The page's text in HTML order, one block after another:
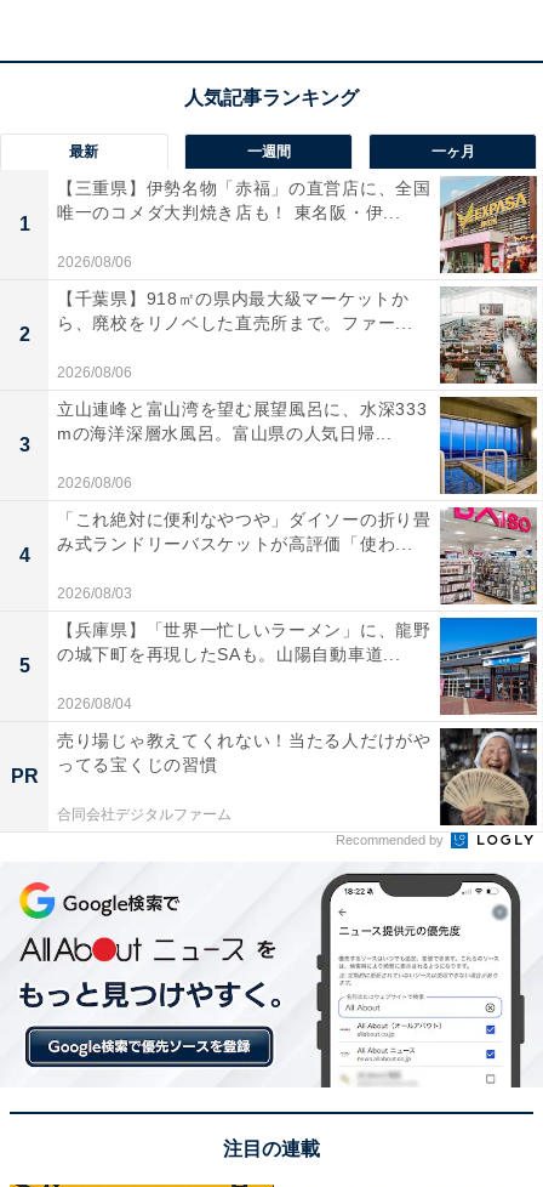
園の景色が最高」「鯵の干物を焼きながら食べる事で、
焼きたてを美味しく頂けました」という声があがってい
ます。費用を抑えて気軽に旅行したい人や、時間を気に
せず温泉を満喫したい人におすすめの宿です。
楽天トラベルのスーパーDEALとは？
楽天スーパーDEALは、全国各地人気ホテルや旅館を大
幅ポイントバックで予約できるイベント。楽天IDを用い
てスーパーDEAL対象のプランを予約し、実際に宿泊す
ると、もれなく宿泊料金の30～40％が楽天ポイントで還
元されます。お得に宿泊したい人は、日々更新されるお
※プラン名称に【楽天スーパーDEAL】と記載があるプ
ランのみ、ポイント還元対象です
楽天スーパーDEAL対象のホテル・プランを見る
最新 一週間 一ヶ月
1
【三重県】伊勢名物「赤福」の直営店に、全国
唯一のコメダ大判焼き店も！ 東名阪・伊...
2026/08/06
2
【千葉県】918㎡の県内最大級マーケットか
ら、廃校をリノベした直売所まで。ファー...
2026/08/06
3
立山連峰と富山湾を望む展望風呂に、水深333
mの海洋深層水風呂。富山県の人気日帰...
2026/08/06
4
「これ絶対に便利なやつや」ダイソーの折り畳
み式ランドリーバスケットが高評価「使わ...
2026/08/03
5
【兵庫県】「世界一忙しいラーメン」に、龍野
の城下町を再現したSAも。山陽自動車道...
2026/08/04
PR
売り場じゃ教えてくれない！当たる人だけがや
ってる宝くじの習慣
合同会社デジタルファーム
Recommended by
注目の連載